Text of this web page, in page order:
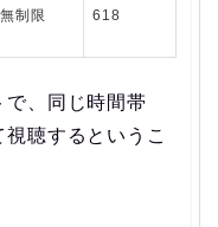
無制限 618
で、同じ時間帯
聴するというこ